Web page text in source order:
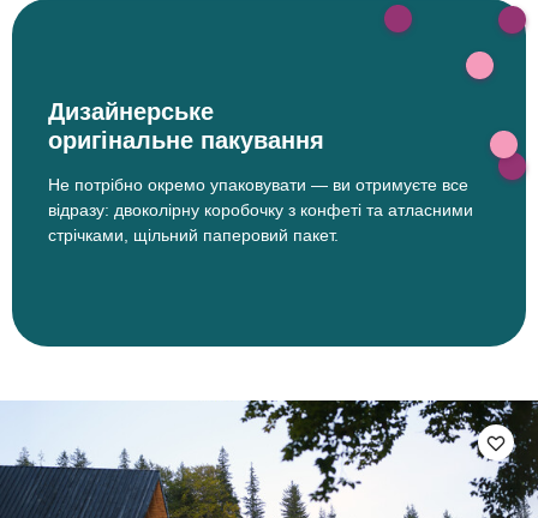
Дизайнерське
оригінальне пакування
Не потрібно окремо упаковувати — ви отримуєте все
відразу: двоколірну коробочку з конфеті та атласними
стрічками, щільний паперовий пакет.